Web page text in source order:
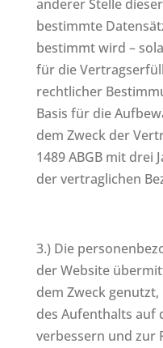
anderer Stelle
bestimmte
bestimmt wird –
für die
rechtlicher
Basis für die
dem Zweck der
1489 ABGB mit drei
der vertraglichen
3.) Die
der Website
dem Zweck
des Aufenthalts auf
verbessern und zur